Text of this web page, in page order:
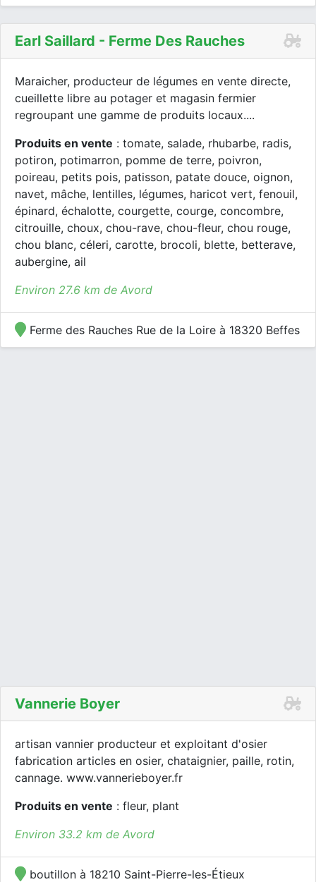
Earl Saillard - Ferme Des Rauches
Maraicher, producteur de légumes en vente directe,
cueillette libre au potager et magasin fermier
regroupant une gamme de produits locaux....
Produits en vente : tomate, salade, rhubarbe, radis,
potiron, potimarron, pomme de terre, poivron,
poireau, petits pois, patisson, patate douce, oignon,
navet, mâche, lentilles, légumes, haricot vert, fenouil,
épinard, échalotte, courgette, courge, concombre,
citrouille, choux, chou-rave, chou-fleur, chou rouge,
chou blanc, céleri, carotte, brocoli, blette, betterave,
aubergine, ail
Environ 27.6 km de Avord
Ferme des Rauches Rue de la Loire à 18320 Beffes
Vannerie Boyer
artisan vannier producteur et exploitant d'osier
fabrication articles en osier, chataignier, paille, rotin,
cannage. www.vannerieboyer.fr
Produits en vente : fleur, plant
Environ 33.2 km de Avord
boutillon à 18210 Saint-Pierre-les-Étieux